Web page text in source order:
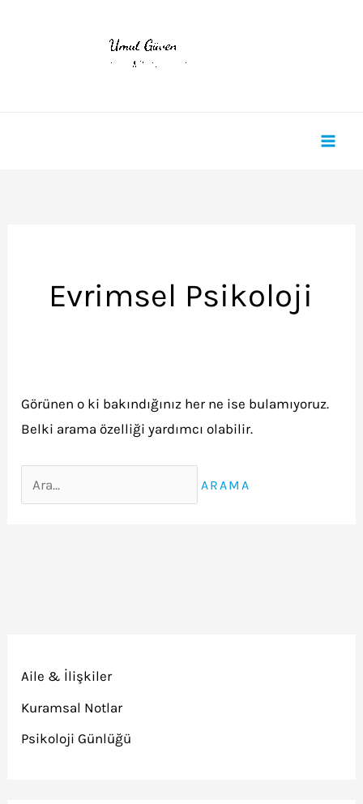
Aile & İlişkiler
Kuramsal Notlar
Psikoloji Günlüğü
Evrimsel Psikoloji
Görünen o ki bakındığınız her ne ise bulamıyoruz.
Belki arama özelliği yardımcı olabilir.
Search
for: